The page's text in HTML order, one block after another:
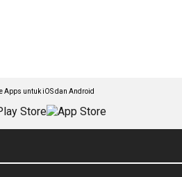
Apps untuk iOS dan Android